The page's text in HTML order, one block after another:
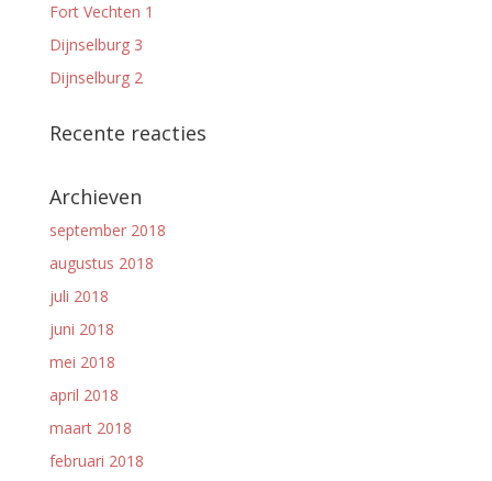
Fort Vechten 1
Dijnselburg 3
Dijnselburg 2
Recente reacties
Archieven
september 2018
augustus 2018
juli 2018
juni 2018
mei 2018
april 2018
maart 2018
februari 2018